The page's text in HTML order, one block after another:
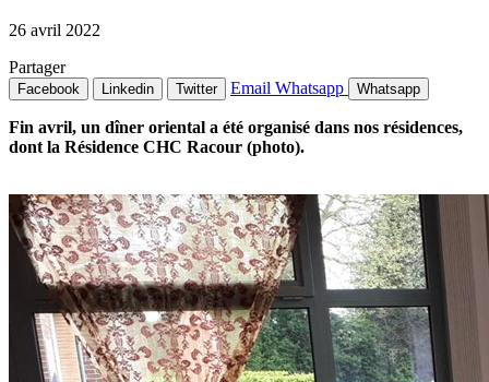
26 avril 2022
Partager
Facebook Linkedin Twitter Email Whatsapp Whatsapp
Fin avril, un dîner oriental a été organisé dans nos résidences,
dont la Résidence CHC Racour (photo).